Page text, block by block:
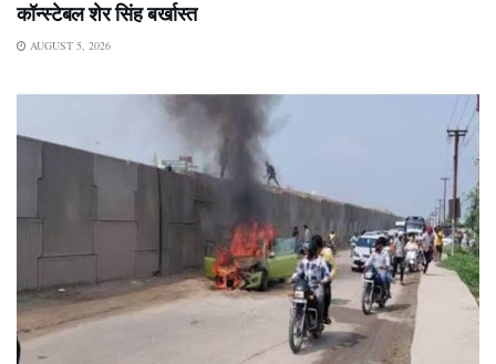
कॉन्स्टेबल शेर सिंह बर्खास्त
AUGUST 5, 2026